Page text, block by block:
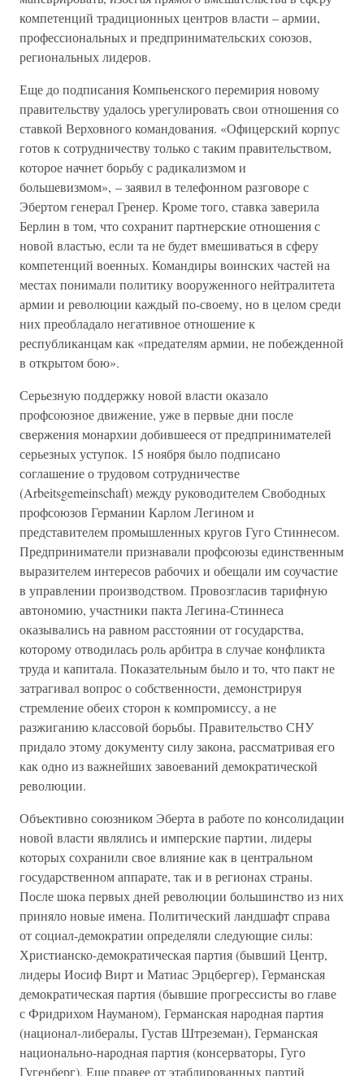
компетенций традиционных центров власти – армии,
профессиональных и предпринимательских союзов,
региональных лидеров.
Еще до подписания Компьенского перемирия новому
правительству удалось урегулировать свои отношения со
ставкой Верховного командования. «Офицерский корпус
готов к сотрудничеству только с таким правительством,
которое начнет борьбу с радикализмом и
большевизмом», – заявил в телефонном разговоре с
Эбертом генерал Гренер. Кроме того, ставка заверила
Берлин в том, что сохранит партнерские отношения с
новой властью, если та не будет вмешиваться в сферу
компетенций военных. Командиры воинских частей на
местах понимали политику вооруженного нейтралитета
армии и революции каждый по-своему, но в целом среди
них преобладало негативное отношение к
республиканцам как «предателям армии, не побежденной
в открытом бою».
Серьезную поддержку новой власти оказало
профсоюзное движение, уже в первые дни после
свержения монархии добившееся от предпринимателей
серьезных уступок. 15 ноября было подписано
соглашение о трудовом сотрудничестве
(Arbeitsgemeinschaft) между руководителем Свободных
профсоюзов Германии Карлом Легином и
представителем промышленных кругов Гуго Стиннесом.
Предприниматели признавали профсоюзы единственным
выразителем интересов рабочих и обещали им соучастие
в управлении производством. Провозгласив тарифную
автономию, участники пакта Легина-Стиннеса
оказывались на равном расстоянии от государства,
которому отводилась роль арбитра в случае конфликта
труда и капитала. Показательным было и то, что пакт не
затрагивал вопрос о собственности, демонстрируя
стремление обеих сторон к компромиссу, а не
разжиганию классовой борьбы. Правительство СНУ
придало этому документу силу закона, рассматривая его
как одно из важнейших завоеваний демократической
революции.
Объективно союзником Эберта в работе по консолидации
новой власти являлись и имперские партии, лидеры
которых сохранили свое влияние как в центральном
государственном аппарате, так и в регионах страны.
После шока первых дней революции большинство из них
приняло новые имена. Политический ландшафт справа
от социал-демократии определяли следующие силы:
Христианско-демократическая партия (бывший Центр,
лидеры Иосиф Вирт и Матиас Эрцбергер), Германская
демократическая партия (бывшие прогрессисты во главе
с Фридрихом Науманом), Германская народная партия
(национал-либералы, Густав Штреземан), Германская
национально-народная партия (консерваторы, Гуго
Гугенберг). Еще правее от этаблированных партий